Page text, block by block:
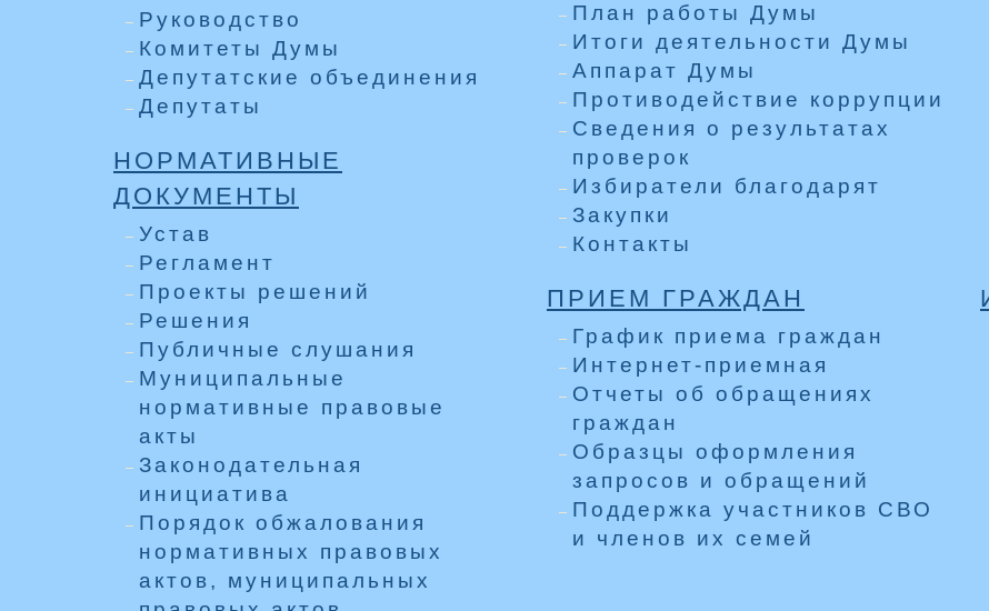
Руководство
Комитеты Думы
Депутатские объединения
Депутаты
НОРМАТИВНЫЕ
ДОКУМЕНТЫ
Устав
Регламент
Проекты решений
Решения
Публичные слушания
Муниципальные
нормативные правовые
акты
Законодательная
инициатива
Порядок обжалования
нормативных правовых
актов, муниципальных
План работы Думы
Итоги деятельности Думы
Аппарат Думы
Противодействие коррупции
Сведения о результатах
проверок
Избиратели благодарят
Закупки
Контакты
ПРИЕМ ГРАЖДАН
График приема граждан
Интернет-приемная
Отчеты об обращениях
граждан
Образцы оформления
запросов и обращений
Поддержка участников СВО
и членов их семей